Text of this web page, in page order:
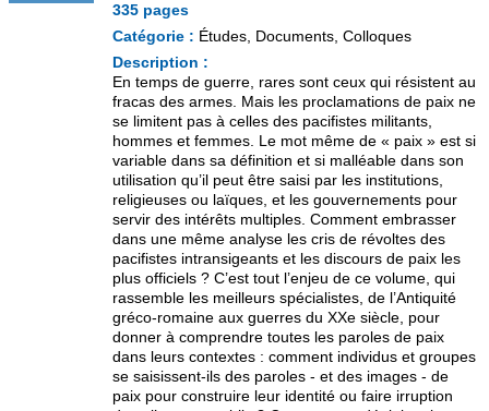
335 pages
Catégorie : Études, Documents, Colloques
Description :
En temps de guerre, rares sont ceux qui résistent au
fracas des armes. Mais les proclamations de paix ne
se limitent pas à celles des pacifistes militants,
hommes et femmes. Le mot même de « paix » est si
variable dans sa définition et si malléable dans son
utilisation qu’il peut être saisi par les institutions,
religieuses ou laïques, et les gouvernements pour
servir des intérêts multiples. Comment embrasser
dans une même analyse les cris de révoltes des
pacifistes intransigeants et les discours de paix les
plus officiels ? C’est tout l’enjeu de ce volume, qui
rassemble les meilleurs spécialistes, de l’Antiquité
gréco-romaine aux guerres du XXe siècle, pour
donner à comprendre toutes les paroles de paix
dans leurs contextes : comment individus et groupes
se saisissent-ils des paroles - et des images - de
paix pour construire leur identité ou faire irruption